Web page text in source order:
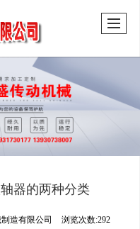
器的两种分类
造有限公司 浏览次数:292